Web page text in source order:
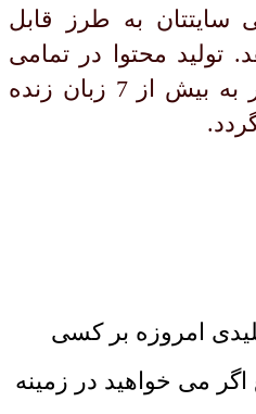
سایتتان به طرز قابل
تولید محتوا در تمامی
زمینه های کسب و کار به بیش از 7 زبان زنده
امروزه بر کسی
می خواهید در زمینه